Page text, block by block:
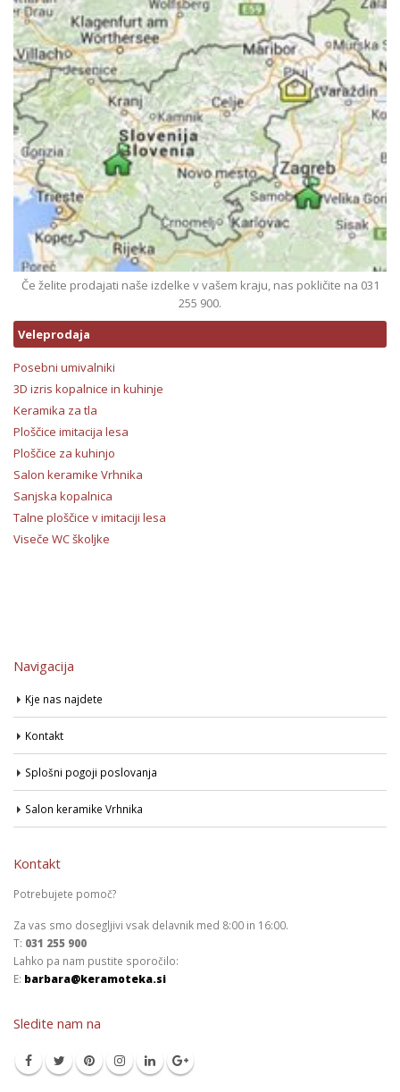
Če želite prodajati naše izdelke v vašem kraju, nas pokličite na 031
255 900.
Veleprodaja
Posebni umivalniki
3D izris kopalnice in kuhinje
Keramika za tla
Ploščice imitacija lesa
Ploščice za kuhinjo
Salon keramike Vrhnika
Sanjska kopalnica
Talne ploščice v imitaciji lesa
Viseče WC školjke
Navigacija
Kje nas najdete
Kontakt
Splošni pogoji poslovanja
Salon keramike Vrhnika
Kontakt
Potrebujete pomoč?
Za vas smo dosegljivi vsak delavnik med 8:00 in 16:00.
T: 031 255 900
Lahko pa nam pustite sporočilo:
E: barbara@keramoteka.si
Sledite nam na